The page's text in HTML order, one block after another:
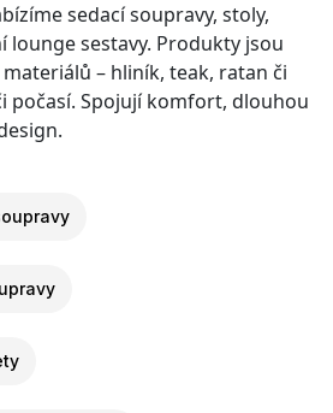
sedací soupravy, stoly,
lounge sestavy. Produkty jsou
– hliník, teak, ratan či
počasí. Spojují komfort, dlouhou